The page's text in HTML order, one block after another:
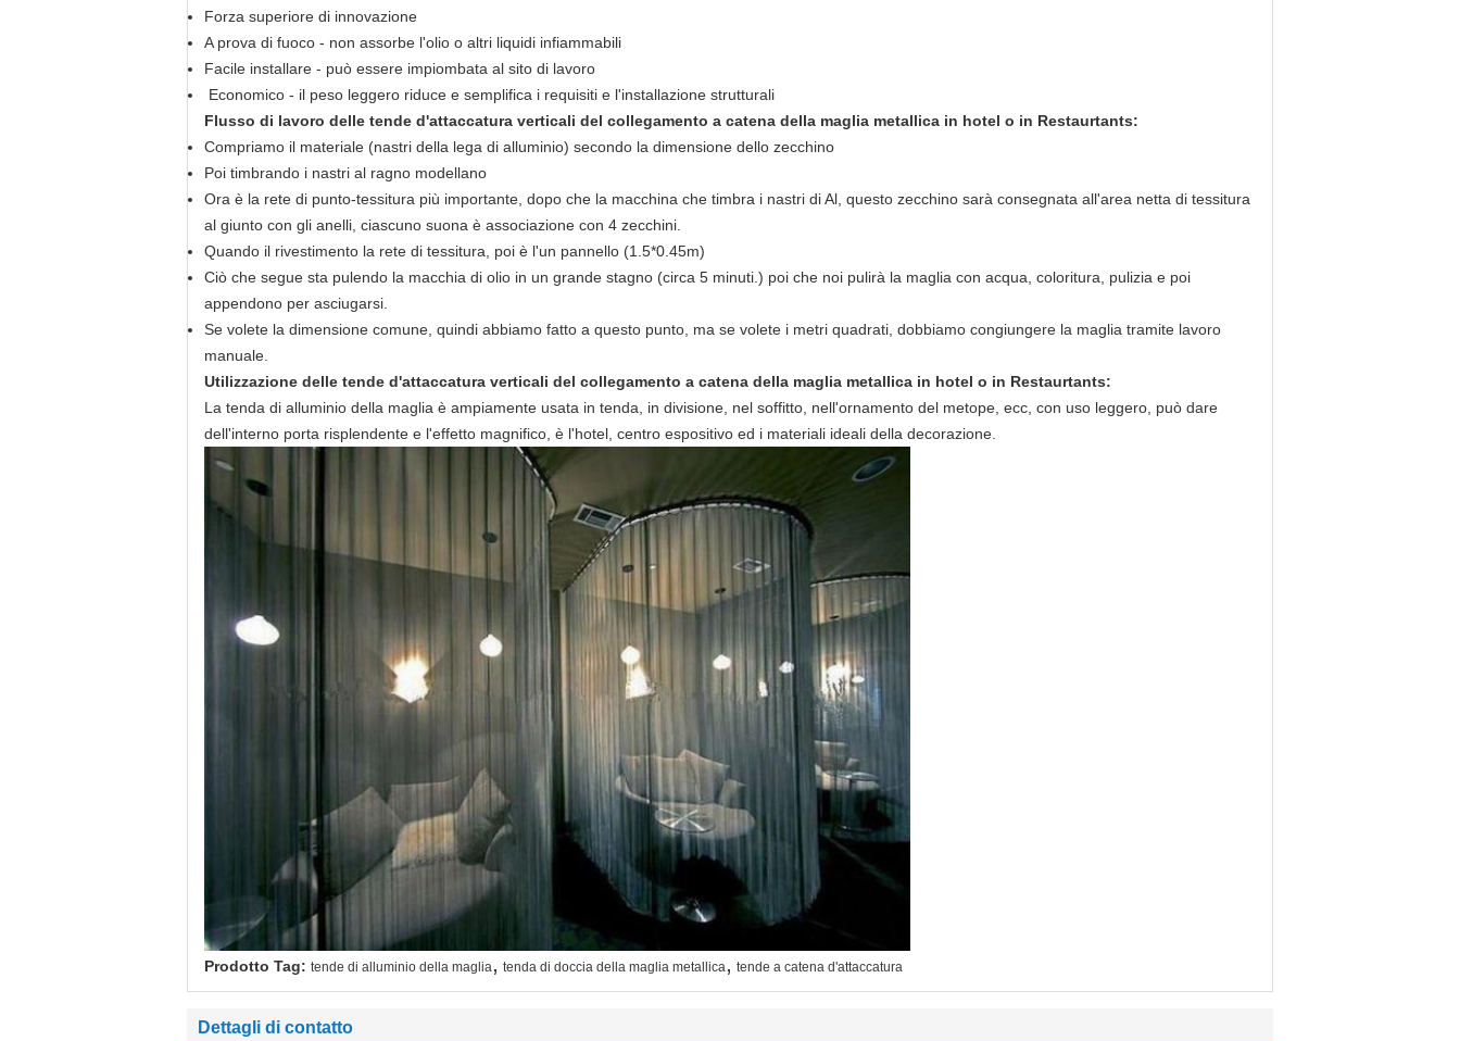
Forza superiore di innovazione
A prova di fuoco - non assorbe l'olio o altri liquidi infiammabili
Facile installare - può essere impiombata al sito di lavoro
Economico - il peso leggero riduce e semplifica i requisiti e l'installazione strutturali
Flusso di lavoro delle tende d'attaccatura verticali del collegamento a catena della maglia metallica in hotel o in Restaurtants:
Compriamo il materiale (nastri della lega di alluminio) secondo la dimensione dello zecchino
Poi timbrando i nastri al ragno modellano
Ora è la rete di punto-tessitura più importante, dopo che la macchina che timbra i nastri di Al, questo zecchino sarà consegnata all'area netta di tessitura
al giunto con gli anelli, ciascuno suona è associazione con 4 zecchini.
Quando il rivestimento la rete di tessitura, poi è l'un pannello (1.5*0.45m)
Ciò che segue sta pulendo la macchia di olio in un grande stagno (circa 5 minuti.) poi che noi pulirà la maglia con acqua, coloritura, pulizia e poi
appendono per asciugarsi.
Se volete la dimensione comune, quindi abbiamo fatto a questo punto, ma se volete i metri quadrati, dobbiamo congiungere la maglia tramite lavoro
manuale.
Utilizzazione delle tende d'attaccatura verticali del collegamento a catena della maglia metallica in hotel o in Restaurtants:
La tenda di alluminio della maglia è ampiamente usata in tenda, in divisione, nel soffitto, nell'ornamento del metope, ecc, con uso leggero, può dare
dell'interno porta risplendente e l'effetto magnifico, è l'hotel, centro espositivo ed i materiali ideali della decorazione.
Prodotto Tag: tende di alluminio della maglia, tenda di doccia della maglia metallica, tende a catena d'attaccatura
Dettagli di contatto